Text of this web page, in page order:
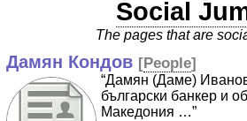
Social
The pages that are
Дамян Кондов [People]
“Дамян (Даме)
български банкер и
Македония …”